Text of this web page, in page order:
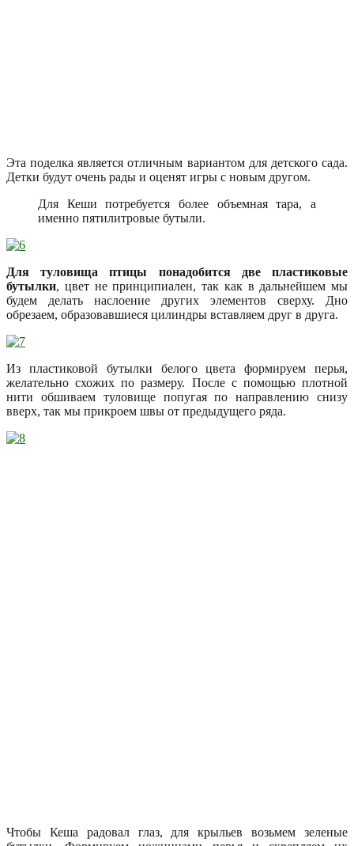
Эта поделка является отличным вариантом для детского сада.
Детки будут очень рады и оценят игры с новым другом.
Для Кеши потребуется более объемная тара, а
именно пятилитровые бутыли.
Для туловища птицы понадобится две пластиковые
бутылки, цвет не принципиален, так как в дальнейшем мы
будем делать наслоение других элементов сверху. Дно
обрезаем, образовавшиеся цилиндры вставляем друг в друга.
Из пластиковой бутылки белого цвета формируем перья,
желательно схожих по размеру. После с помощью плотной
нити обшиваем туловище попугая по направлению снизу
вверх, так мы прикроем швы от предыдущего ряда.
Чтобы Кеша радовал глаз, для крыльев возьмем зеленые